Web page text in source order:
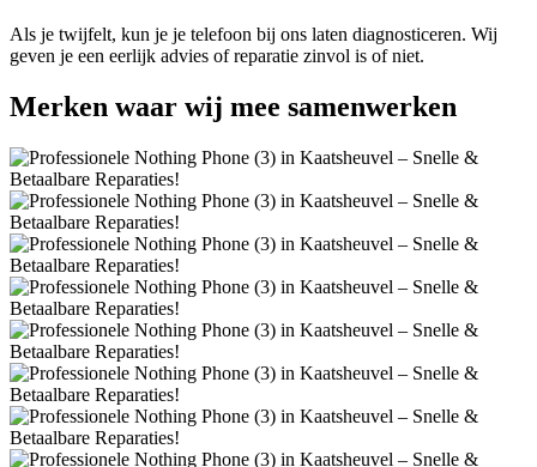
Als je twijfelt, kun je je telefoon bij ons laten diagnosticeren. Wij
geven je een eerlijk advies of reparatie zinvol is of niet.
Merken waar wij mee samenwerken